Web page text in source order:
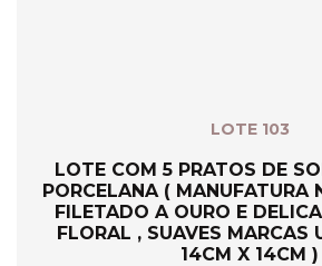
LOTE 103
LOTE COM 5 PRATOS DE
PORCELANA ( MANUFATURA
FILETADO A OURO E
FLORAL , SUAVES MARCAS
14CM X 14CM )